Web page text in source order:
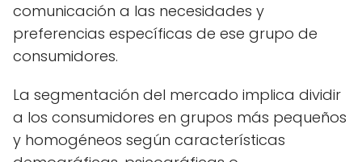
comunicación a las necesidades y
preferencias específicas de ese grupo de
consumidores.
La segmentación del mercado implica dividir
a los consumidores en grupos más pequeños
y homogéneos según características